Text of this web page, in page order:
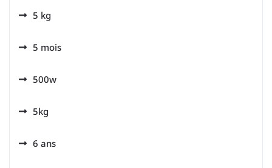
5 kg
5 mois
500w
5kg
6 ans